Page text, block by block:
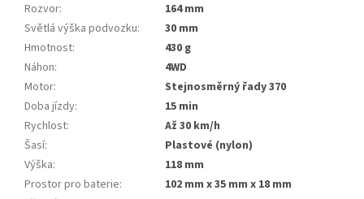
Rozvor:
164 mm
Světlá výška podvozku:
30 mm
Hmotnost:
430 g
Náhon:
4WD
Motor:
Stejnosměrný řady 370
Doba jízdy:
15 min
Rychlost:
Až 30 km/h
Šasí:
Plastové (nylon)
Výška:
118 mm
Prostor pro baterie:
102 mm x 35 mm x 18 mm